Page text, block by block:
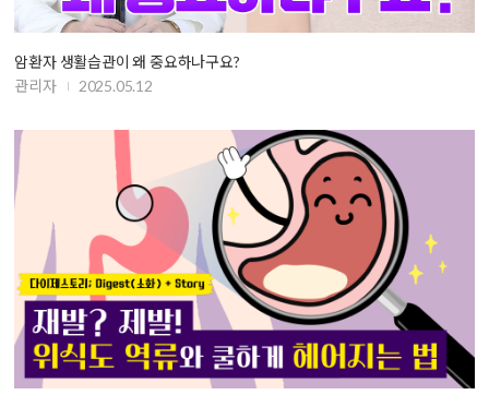
암환자 생활습관이 왜 중요하나구요?
관리자
2025.05.12